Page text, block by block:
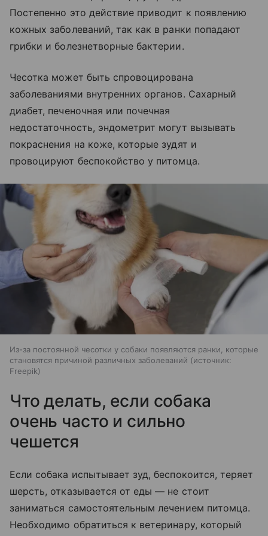
Постепенно это действие приводит к появлению
кожных заболеваний, так как в ранки попадают
грибки и болезнетворные бактерии.
Чесотка может быть спровоцирована
заболеваниями внутренних органов. Сахарный
диабет, печеночная или почечная
недостаточность, эндометрит могут вызывать
покраснения на коже, которые зудят и
провоцируют беспокойство у питомца.
Из-за постоянной чесотки у собаки появляются ранки, которые
становятся причиной различных заболеваний
источник:
Freepik
Что делать, если собака
очень часто и сильно
чешется
Если собака испытывает зуд, беспокоится, теряет
шерсть, отказывается от еды — не стоит
заниматься самостоятельным лечением питомца.
Необходимо обратиться к ветеринару, который